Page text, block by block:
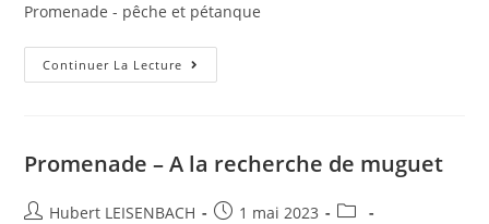
Promenade - pêche et pétanque
Continuer La Lecture
Promenade – A la recherche de muguet
Hubert LEISENBACH
1 mai 2023